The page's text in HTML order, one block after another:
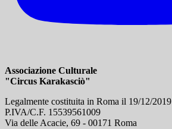
Associazione Culturale
"Circus Karakasciò"
Legalmente costituita in Roma il 19/12/2019
P.IVA/C.F. 15539561009
Via delle Acacie, 69 - 00171 Roma